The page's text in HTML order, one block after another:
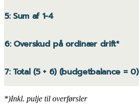
5: Sum af 1-4
6: Overskud på ordinær drift*
7: Total (5 + 6) (budgetbalance = 0)
*)Inkl. pulje til overførsler